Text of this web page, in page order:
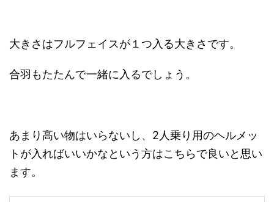
大きさはフルフェイスが１つ入る大きさです。
合羽もたたんで一緒に入るでしょう。
あまり高い物はいらないし、2人乗り用のヘルメッ
トが入ればいいかなという方はこちらで良いと思い
ます。